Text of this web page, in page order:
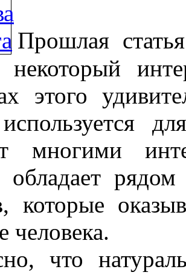
Прошлая
некоторый
этого
многими
обладает
, которые
человека.
что